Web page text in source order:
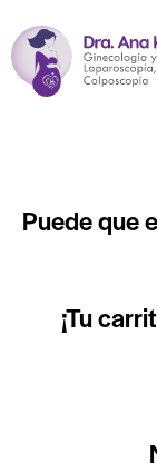
Puede que
¡Tu